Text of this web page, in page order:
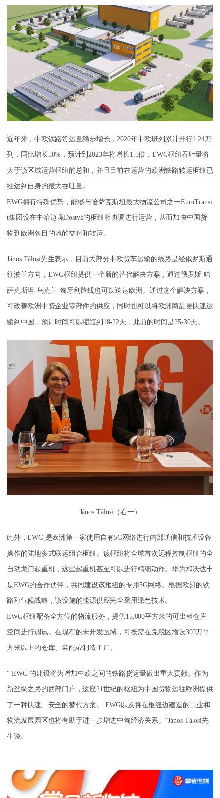
近年来，中欧铁路货运量稳步增长，2020年中欧班列累计开行1.24万
列，同比增长50%，预计到2023年将增长1.5倍，EWG枢纽吞吐量将
大于该区域运营枢纽的总和，并且目前在运营的欧洲铁路转运枢纽已
经达到自身的最大吞吐量。
EWG拥有特殊优势，能够与哈萨克斯坦最大物流公司之一EuroTransi
t集团设在中哈边境Dostyk的枢纽相协调进行运营，从而加快中国货
物到欧洲各目的地的交付和转运。
János Tálosi先生表示，目前大部分中欧货车运输的线路是经俄罗斯通
往波兰方向，EWG枢纽提供一个新的替代解决方案，通过俄罗斯-哈
萨克斯坦-乌克兰-匈牙利路线也可以送达欧洲。通过这个解决方案，
可改善欧洲中资企业零部件的供应，同时也可以将欧洲商品更快速运
输到中国，预计时间可以缩短到18-22天，此前的时间是25-30天。
János Tálosi（右一）
此外，EWG 是欧洲第一家使用自有5G网络进行内部通信和技术设备
操作的陆地多式联运组合枢纽。该枢纽将全球首次远程控制枢纽的全
自动龙门起重机，这些起重机甚至可以进行精细动作。华为和沃达丰
是EWG的合作伙伴，共同建设该枢纽的专用5G网络。根据欧盟的铁
路和气候战略，该设施的能源供应完全采用绿色技术。
EWG枢纽配备全方位的物流服务，提供15,000平方米的可出租仓库
空间进行调试。在现有的未开发区域，可按需在免税区增设300万平
方米以上的仓库、装配或制造工厂。
“ EWG 的建设将为增加中欧之间的铁路货运量做出重大贡献。作为
新丝绸之路的西部门户，这座21世纪的枢纽为中国货物运往欧洲提供
了一种快速、安全的替代方案。 EWG以及将在枢纽边建造的工业和
物流发展园区也将有助于进一步增进中匈经济关系。”János Tálosi先
生说。